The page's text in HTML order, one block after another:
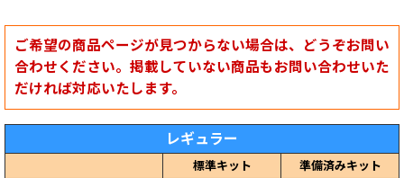
ご希望の商品ページが見つからない場合は、どうぞお問い
合わせください。掲載していない商品もお問い合わせいた
だければ対応いたします。
レギュラー
標準キット
準備済みキット